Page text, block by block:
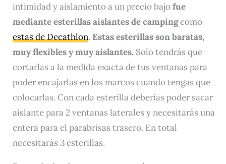
intimidad y aislamiento a un precio bajofue
mediante esterillas aislantes de campingcomo
estas de Decathlon. Estas esterillas son baratas,
muy flexibles y muy aislantes. Solo tendrás que
cortarlas a la medida exacta de tus ventanas para
poder encajarlas en los marcos cuando tengas que
colocarlas. Con cada esterilla deberías poder sacar
aislante para 2 ventanas laterales y necesitarás una
entera para el parabrisas trasero. En total
necesitarás 3 esterillas.